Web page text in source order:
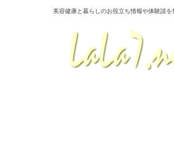
美容健康と暮らしのお役立ち情報や体験談を